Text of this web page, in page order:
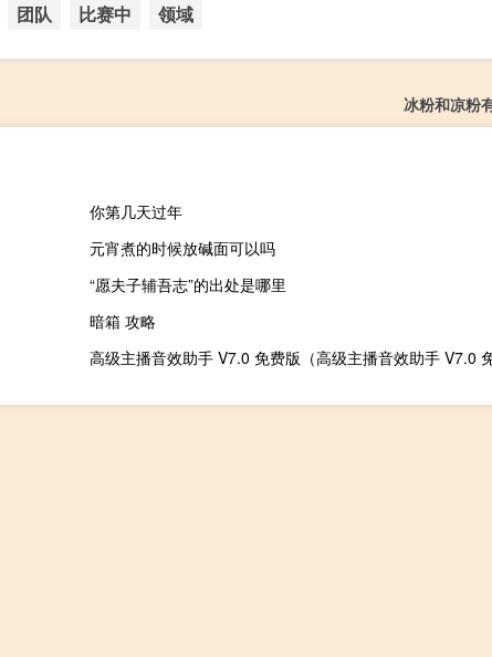
团队 比赛中 领域
冰粉和凉粉
你第几天过年
元宵煮的时候放碱面可以吗
“愿夫子辅吾志”的出处是哪里
暗箱 攻略